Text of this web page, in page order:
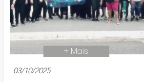
+ Mais
03/10/2025